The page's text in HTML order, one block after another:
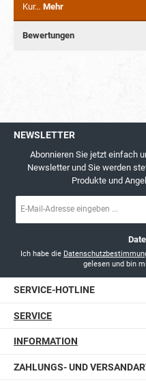
Kur… Mehr
Bewertungen
NEWSLETTER
Abonnieren Sie jetzt einfach
Newsletter und Sie werden
Produkte und
Mail-
Ich habe die
gelesen und bin
SERVICE-HOTLINE
SERVICE
INFORMATION
ZAHLUNGS- UND